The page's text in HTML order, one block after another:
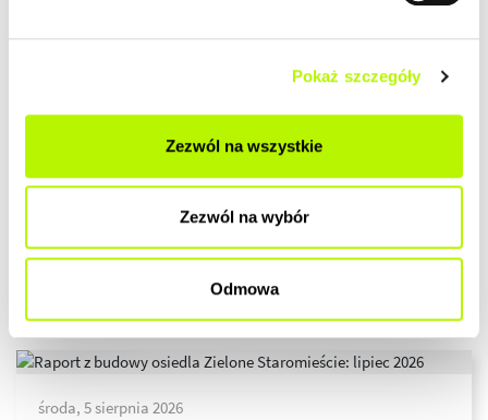
Pokaż szczegóły
Zezwól na wszystkie
Zezwól na wybór
Odmowa
środa, 5 sierpnia 2026